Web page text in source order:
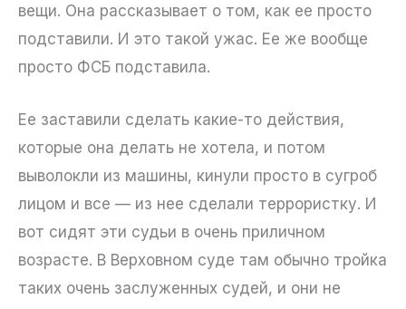
вещи. Она рассказывает о том, как ее просто
подставили. И это такой ужас. Ее же вообще
просто ФСБ подставила.
Ее заставили сделать какие-то действия,
которые она делать не хотела, и потом
выволокли из машины, кинули просто в сугроб
лицом и все — из нее сделали террористку. И
вот сидят эти судьи в очень приличном
возрасте. В Верховном суде там обычно тройка
таких очень заслуженных судей, и они не